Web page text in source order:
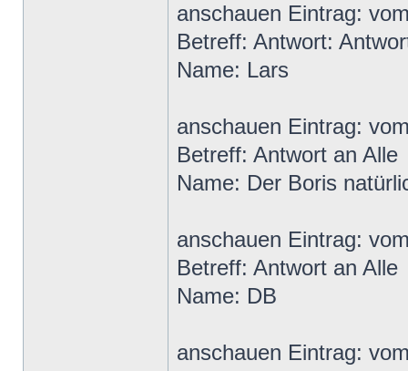
anschauen Eintrag:
Betreff: Antwort:
Name: Lars
anschauen Eintrag:
Betreff: Antwort an Alle
Name: Der Boris
anschauen Eintrag:
Betreff: Antwort an Alle
Name: DB
anschauen Eintrag: